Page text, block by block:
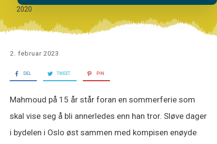
2020
2. februar 2023
DEL TWEET PIN
Mahmoud på 15 år står foran en sommerferie som
skal vise seg å bli annerledes enn han tror. Sløve dager
i bydelen i Oslo øst sammen med kompisen enøyde